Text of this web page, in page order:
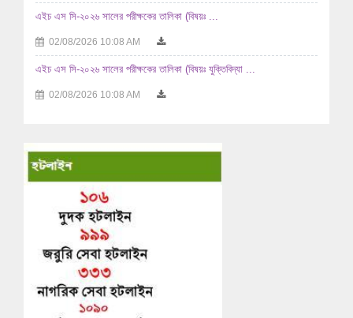
এইচ এস সি-২০২৬ সালের পরীক্ষকের তালিকা (বিষয়ঃ ...
02/08/2026 10:08 AM
এইচ এস সি-২০২৬ সালের পরীক্ষকের তালিকা (বিষয়ঃ যুক্তিবিদ্যা ...
02/08/2026 10:08 AM
এইচ এস সি-২০২৬ সালের পরীক্ষকের তালিকা (বিষয়ঃ ...
29/07/2026 04:07 AM
এইচ এস সি-২০২৬ সালের পরীক্ষকের তালিকা (বিষয়ঃ হিসাববিজ্ঞান ...
29/07/2026 04:07 AM
এইচ এস সি-২০২৬ সালের পরীক্ষকের তালিকা (বিষয়ঃ হিসাববিজ্ঞান ...
29/07/2026 04:07 AM